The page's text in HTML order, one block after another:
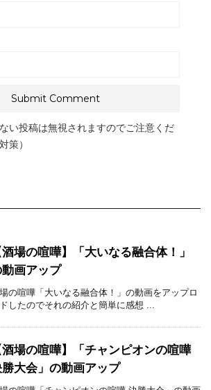
い投稿は無視されますのでご注意くだ
策）
酒場の喧嘩】「大いなる融合体！」
画アップ
の喧嘩「大いなる融合体！」の動画をアップロ
したのでそれの紹介と簡単に感想 ...
酒場の喧嘩】「チャンピオンの喧嘩
大会」の動画アップ